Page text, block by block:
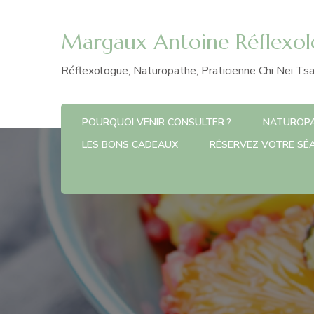
Margaux Antoine
Réflexologue, Naturopathe, Praticienne Chi Nei
POURQUOI VENIR CONSULTER ?
LES BONS CADEAUX
RÉSERVEZ VOTRE